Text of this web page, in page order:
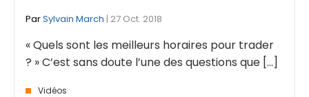
ParSylvain March | 27 Oct. 2018
« Quels sont les meilleurs horaires pour trader
? » C’est sans doute l’une des questions que [...]
Vidéos